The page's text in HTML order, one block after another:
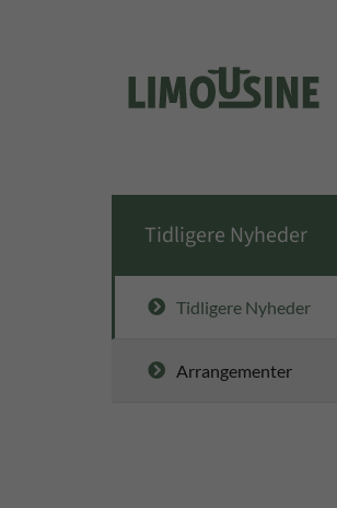
Tidligere Nyheder
Tidligere Nyheder
Arrangementer